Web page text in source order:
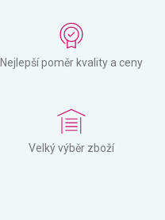
Nejlepší poměr kvality a ceny
Velký výběr zboží